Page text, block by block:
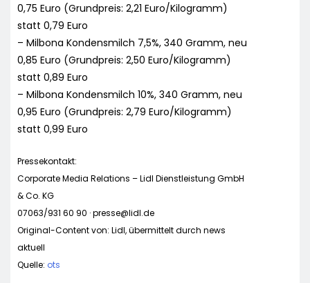
0,75 Euro (Grundpreis: 2,21 Euro/Kilogramm)
statt 0,79 Euro
– Milbona Kondensmilch 7,5%, 340 Gramm, neu
0,85 Euro (Grundpreis: 2,50 Euro/Kilogramm)
statt 0,89 Euro
– Milbona Kondensmilch 10%, 340 Gramm, neu
0,95 Euro (Grundpreis: 2,79 Euro/Kilogramm)
statt 0,99 Euro
Pressekontakt:
Corporate Media Relations – Lidl Dienstleistung GmbH
& Co. KG
07063/931 60 90 ·presse@lidl.de
Original-Content von: Lidl, übermittelt durch news
aktuell
Quelle: ots